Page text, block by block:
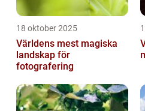
18 oktober 2025
Världens mest magiska
landskap för
fotografering